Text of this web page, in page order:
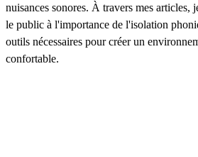
nuisances sonores. À travers mes articles,
le public à l'importance de l'isolation
outils nécessaires pour créer un
confortable.